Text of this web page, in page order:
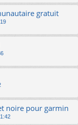
gratuit
noire pour garmin